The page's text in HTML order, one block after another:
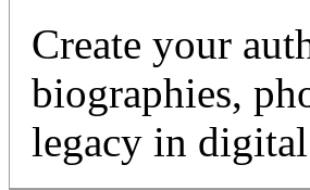
Create your
biographies,
legacy in